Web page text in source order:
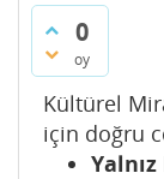
0
oy
Kültürel
için doğru
Yalnız